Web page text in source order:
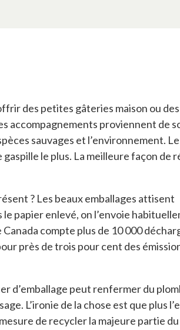
des petites gâteries maison ou
accompagnements proviennent de
sauvages et l’environnement.
gaspille le plus. La meilleure façon de
? Les beaux emballages attisent
papier enlevé, on l’envoie
compte plus de 10 000
près de trois pour cent des
d’emballage peut renfermer du
L’ironie de la chose est que plus
de recycler la majeure partie